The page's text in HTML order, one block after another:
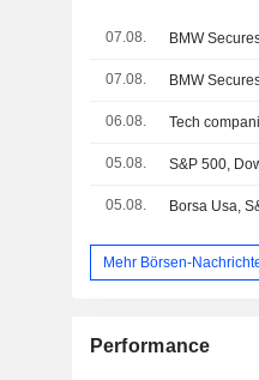
07.08. BMW
07.08. BMW
06.08. Tech
05.08. S&P 500,
05.08.
Mehr Börsen-
Performance